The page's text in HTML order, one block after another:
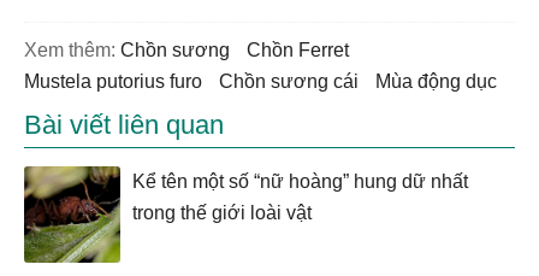
Xem thêm: chồn sương
chồn Ferret
Mustela putorius furo
chồn sương cái mùa động dục
Bài viết liên quan
Kể tên một số “nữ hoàng” hung dữ nhất
trong thế giới loài vật